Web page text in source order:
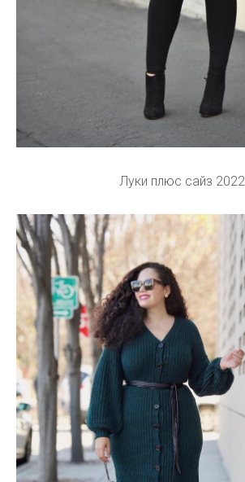
Луки плюс сайз 2022